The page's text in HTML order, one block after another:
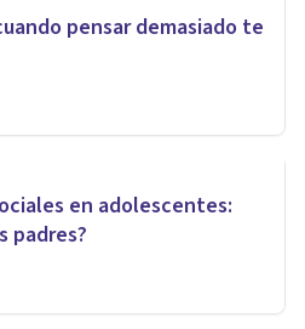
pensar demasiado te
en adolescentes:
padres?